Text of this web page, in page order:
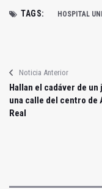
TAGS: HOSPITAL
Noticia Anterior
Hallan el cadáver de un
una calle del centro de
Real